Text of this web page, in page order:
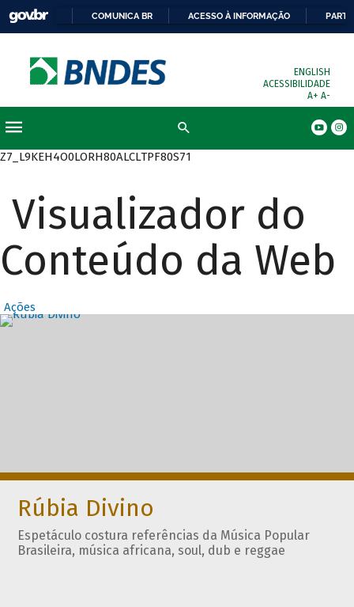
COMUNICA BR ACESSO À INFORMAÇÃO
ENGLISH
ACESSIBILIDADE
A+ A-
Z7_L9KEH4O0LORH80ALCLTPF80S71
Visualizador do
Conteúdo da Web
Ações
Destaques
Rúbia Divino
Espetáculo costura referências da Música Popular
Brasileira, música africana, soul, dub e reggae